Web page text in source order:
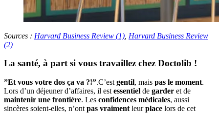
Sources : Harvard Business Review (1) Harvard Business Review
(2)
La santé, à part si vous travaillez chez Doctolib !
”Et vous votre dos ça va ?!”.C’est gentil, mais pas le moment.
Lors d’un déjeuner d’affaires, il est essentiel de garder et de
maintenir une frontière. Les confidences médicales, aussi
sincères soient-elles, n’ont pas vraiment leurplace lors de cet